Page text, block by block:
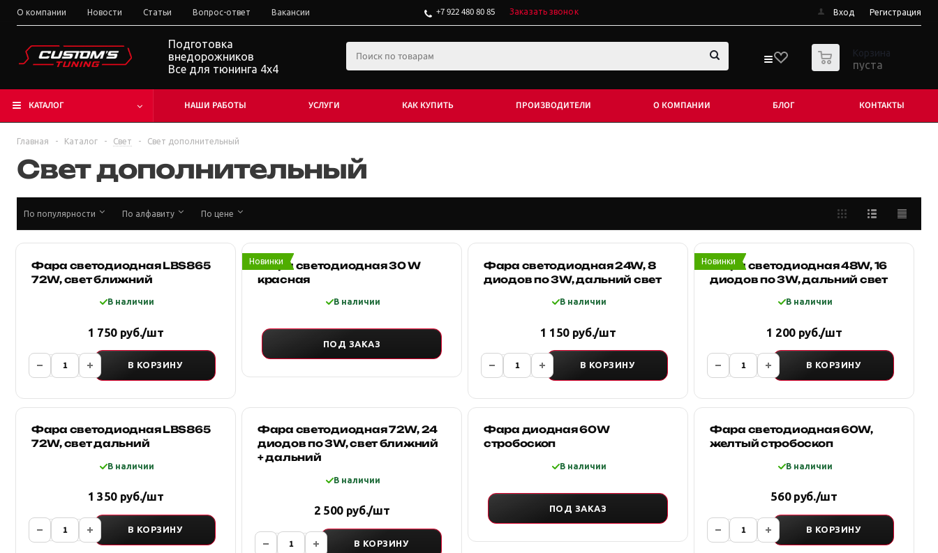
О компании Новости Статьи Вопрос-ответ Вакансии +7 922 480 80 85 Заказать звонок Вход Регистрация
Подготовка
внедорожников
Все для тюнинга 4x4
0 Корзина
пуста
КАТАЛОГ НАШИ РАБОТЫ УСЛУГИ КАК КУПИТЬ ПРОИЗВОДИТЕЛИ О КОМПАНИИ БЛОГ КОНТАКТЫ
Главная - Каталог - Свет - Свет дополнительный
Свет дополнительный
По популярности По алфавиту По цене
Фара светодиодная LBS865
72W, свет ближний
В наличии
1 750 руб./шт
В КОРЗИНУ
Новинки
Фара светодиодная 30 W
красная
В наличии
ПОД ЗАКАЗ
Фара светодиодная 24W, 8
диодов по 3W, дальний свет
В наличии
1 150 руб./шт
В КОРЗИНУ
Новинки
Фара светодиодная 48W, 16
диодов по 3W, дальний свет
В наличии
1 200 руб./шт
В КОРЗИНУ
Фара светодиодная LBS865
72W, свет дальний
В наличии
1 350 руб./шт
В КОРЗИНУ
Фара светодиодная 72W, 24
диодов по 3W, свет ближний
+ дальний
В наличии
2 500 руб./шт
В КОРЗИНУ
Фара диодная 60W
стробоскоп
В наличии
ПОД ЗАКАЗ
Фара светодиодная 60W,
желтый стробоскоп
В наличии
560 руб./шт
В КОРЗИНУ